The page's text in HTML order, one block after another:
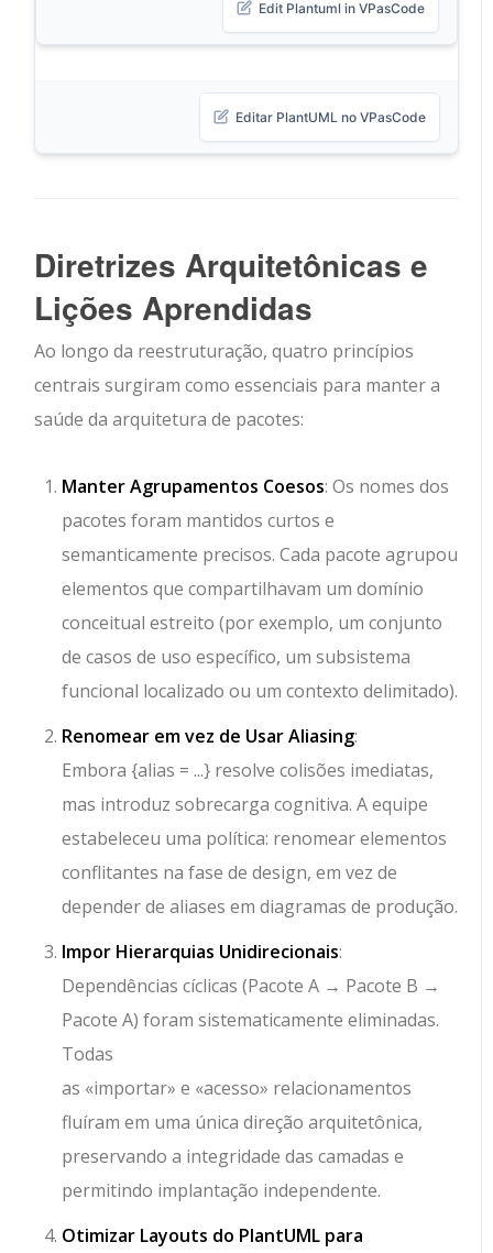
Edit Plantuml in VPasCode
Editar PlantUML no VPasCode
Diretrizes Arquitetônicas e
Lições Aprendidas
Ao longo da reestruturação, quatro princípios
centrais surgiram como essenciais para manter a
saúde da arquitetura de pacotes:
Manter Agrupamentos Coesos: Os nomes dos
pacotes foram mantidos curtos e
semanticamente precisos. Cada pacote agrupou
elementos que compartilhavam um domínio
conceitual estreito (por exemplo, um conjunto
de casos de uso específico, um subsistema
funcional localizado ou um contexto delimitado).
Renomear em vez de Usar Aliasing:
Embora{alias = ...} resolve colisões imediatas,
mas introduz sobrecarga cognitiva. A equipe
estabeleceu uma política: renomear elementos
conflitantes na fase de design, em vez de
depender de aliases em diagramas de produção.
Impor Hierarquias Unidirecionais:
Dependências cíclicas (Pacote A → Pacote B →
Pacote A) foram sistematicamente eliminadas.
Todas
as «importar» e «acesso» relacionamentos
fluíram em uma única direção arquitetônica,
preservando a integridade das camadas e
permitindo implantação independente.
Otimizar Layouts do PlantUML para